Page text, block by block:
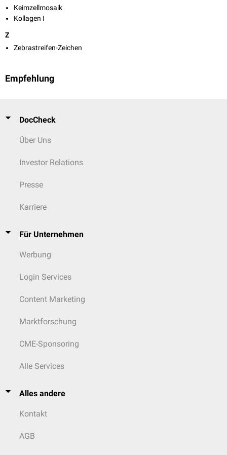
Keimzellmosaik
Kollagen I
Z
Zebrastreifen-Zeichen
Empfehlung
DocCheck
Über Uns
Investor Relations
Presse
Karriere
Für Unternehmen
Werbung
Login Services
Content Marketing
Marktforschung
CME-Sponsoring
Alle Services
Alles andere
Kontakt
AGB